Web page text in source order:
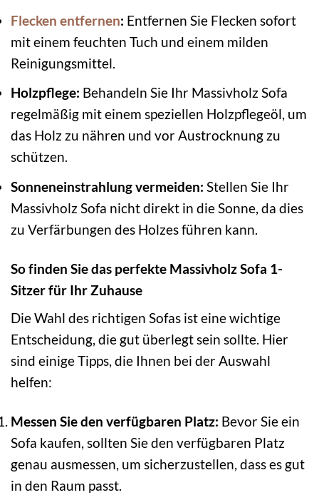
Flecken entfernen: Entfernen Sie Flecken sofort
mit einem feuchten Tuch und einem milden
Reinigungsmittel.
Holzpflege: Behandeln Sie Ihr Massivholz Sofa
regelmäßig mit einem speziellen Holzpflegeöl, um
das Holz zu nähren und vor Austrocknung zu
schützen.
Sonneneinstrahlung vermeiden: Stellen Sie Ihr
Massivholz Sofa nicht direkt in die Sonne, da dies
zu Verfärbungen des Holzes führen kann.
So finden Sie das perfekte Massivholz Sofa 1-
Sitzer für Ihr Zuhause
Die Wahl des richtigen Sofas ist eine wichtige
Entscheidung, die gut überlegt sein sollte. Hier
sind einige Tipps, die Ihnen bei der Auswahl
helfen:
Messen Sie den verfügbaren Platz: Bevor Sie ein
Sofa kaufen, sollten Sie den verfügbaren Platz
genau ausmessen, um sicherzustellen, dass es gut
in den Raum passt.